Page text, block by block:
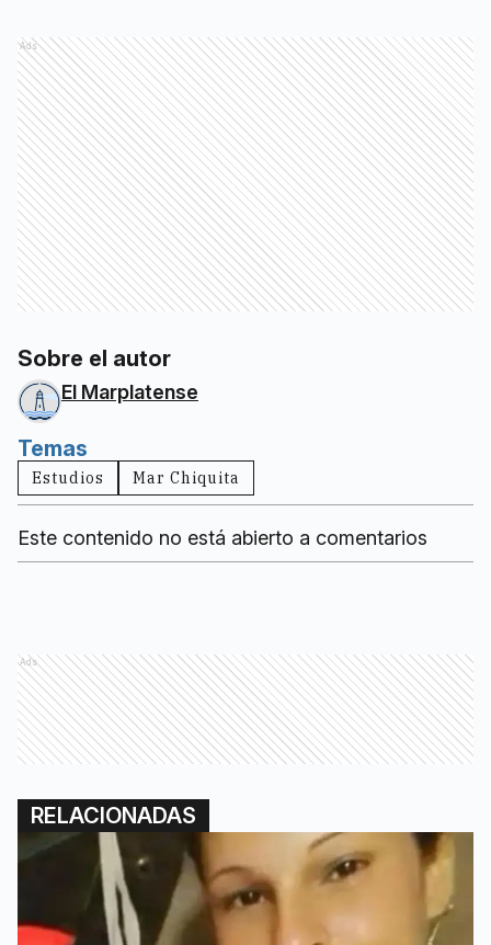
Ads
Sobre el autor
El Marplatense
Temas
Estudios Mar Chiquita
Este contenido no está abierto a comentarios
Ads
RELACIONADAS